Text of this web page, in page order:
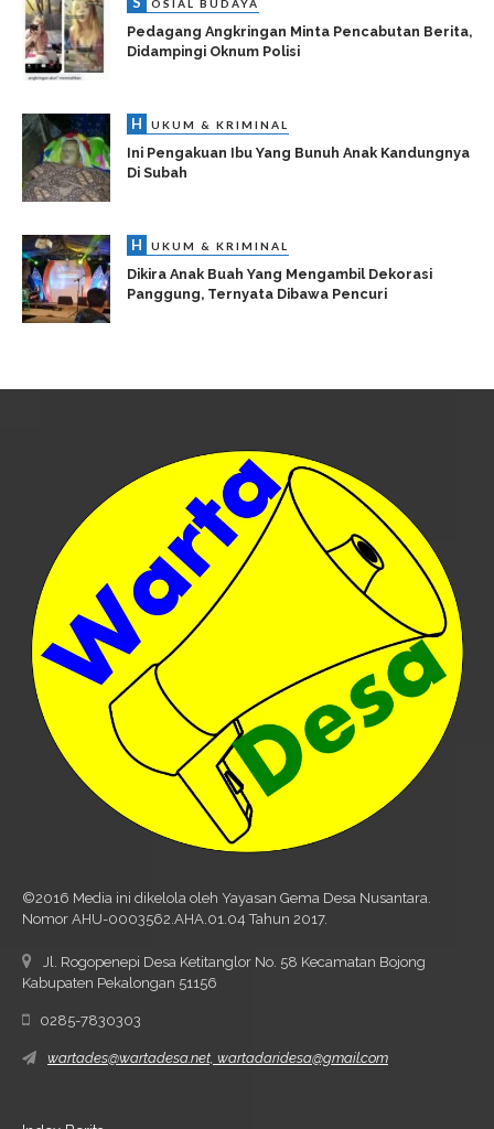
OSIAL BUDAYA
Pedagang Angkringan Minta Pencabutan Berita,
Didampingi Oknum Polisi
H UKUM & KRIMINAL
Ini Pengakuan Ibu Yang Bunuh Anak Kandungnya
Di Subah
H UKUM & KRIMINAL
Dikira Anak Buah Yang Mengambil Dekorasi
Panggung, Ternyata Dibawa Pencuri
©2016 Media ini dikelola oleh Yayasan Gema Desa Nusantara.
Nomor AHU-0003562.AHA.01.04 Tahun 2017.
Jl. Rogopenepi Desa Ketitanglor No. 58 Kecamatan Bojong
Kabupaten Pekalongan 51156
0285-7830303
wartades@wartadesa.net, wartadaridesa@gmail.com